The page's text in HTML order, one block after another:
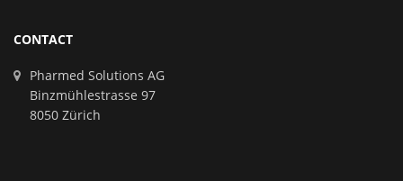
CONTACT
Pharmed Solutions AG
Binzmühlestrasse 97
8050 Zürich